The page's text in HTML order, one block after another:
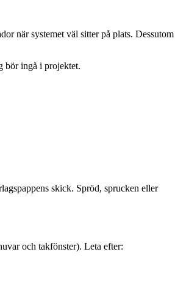
när systemet väl sitter på plats. Dessutom
bör ingå i projektet.
skick. Spröd, sprucken eller
och takfönster). Leta efter: